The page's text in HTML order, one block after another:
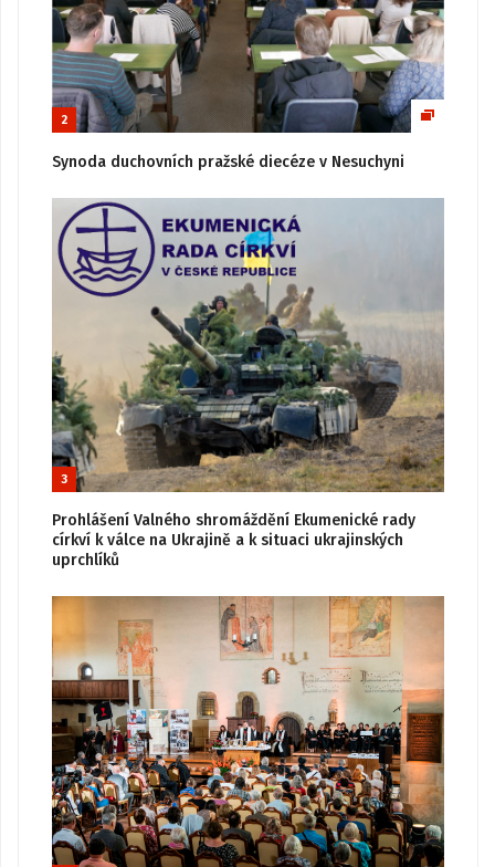
2
Synoda duchovních pražské diecéze v Nesuchyni
3
Prohlášení Valného shromáždění Ekumenické rady
církví k válce na Ukrajině a k situaci ukrajinských
uprchlíků